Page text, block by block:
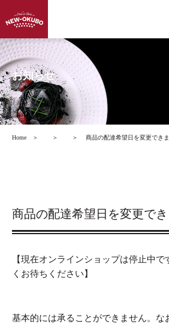
お知らせ
Home ＞ ＞ ＞ 商品の配達希望日を変更でき
商品の配達希望日を変更でき
【現在オンラインショップは停止中
くお待ちください】
基本的には承ることができません。な